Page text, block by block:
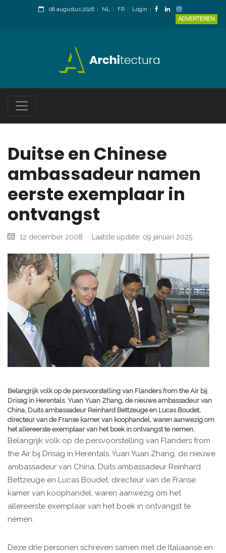
08 augustus 2026 NL FR
Login
ADVERTEREN
Duitse en Chinese
ambassadeur namen
eerste exemplaar in
ontvangst
12 december 2008 Laatste update: 09 januari 2025
Belangrijk volk op de persvoorstelling van Flanders from the Air bij
Drisag in Herentals. Yuan Yuan Zhang, de nieuwe ambassadeur van
China, Duits ambassadeur Reinhard Bettzeuge en Lucas Boudet,
directeur van de Franse kamer van koophandel, waren aanwezig om
het allereerste exemplaar van het boek in ontvangst te nemen.
Belangrijk volk op de persvoorstelling van Flanders from
the Air bij Drisag in Herentals. Yuan Yuan Zhang, de nieuwe
ambassadeur van China, Duits ambassadeur Reinhard
Bettzeuge en Lucas Boudet, directeur van de Franse
kamer van koophandel, waren aanwezig om het
allereerste exemplaar van het boek in ontvangst te
nemen.
Deze drie personen schreven samen met de Italiaanse en